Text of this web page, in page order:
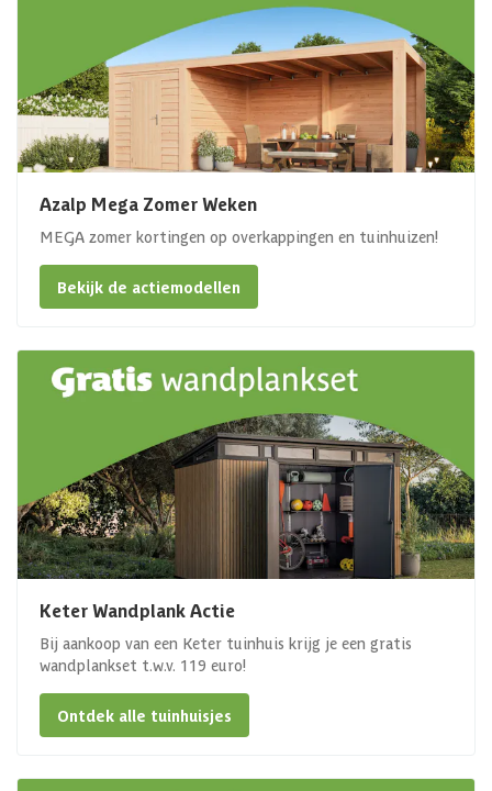
Azalp Mega Zomer Weken
MEGA zomer kortingen op overkappingen en tuinhuizen!
Bekijk de actiemodellen
Keter Wandplank Actie
Bij aankoop van een Keter tuinhuis krijg je een gratis
wandplankset t.w.v. 119 euro!
Ontdek alle tuinhuisjes